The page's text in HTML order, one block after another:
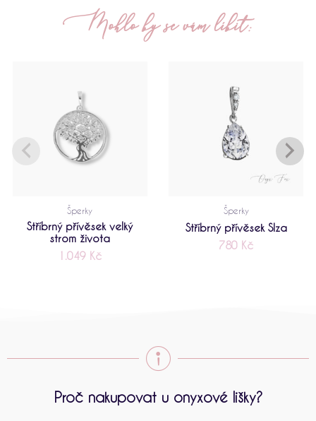
Mohlo by se vám líbit:
Šperky
Stříbrný přívěsek velký
strom života
1.049 Kč
Šperky
Stříbrný přívěsek Slza
780 Kč
Proč nakupovat u onyxové lišky?